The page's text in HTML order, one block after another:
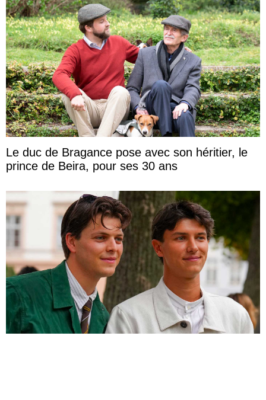
Le duc de Bragance pose avec son héritier, le
prince de Beira, pour ses 30 ans